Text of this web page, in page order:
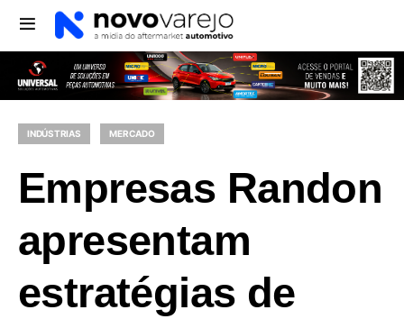
INDÚSTRIAS MERCADO
Empresas Randon
apresentam
estratégias de